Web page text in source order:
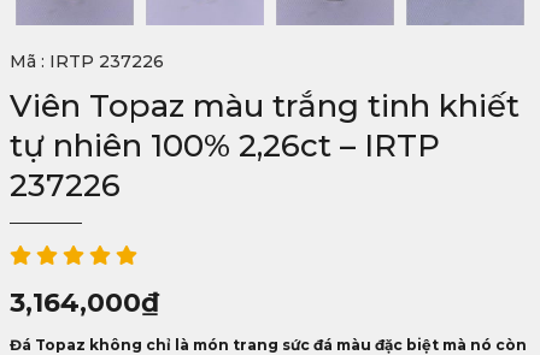
Mã : IRTP 237226
Viên Topaz màu trắng tinh khiết
tự nhiên 100% 2,26ct – IRTP
237226
3,164,000₫
Đá Topaz không chỉ là món trang sức đá màu đặc biệt mà nó còn